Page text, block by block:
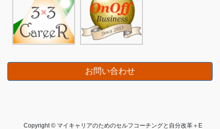
お問い合わせ
Copyright © マイキャリアのためのセルフコーチングと自分改革＋E